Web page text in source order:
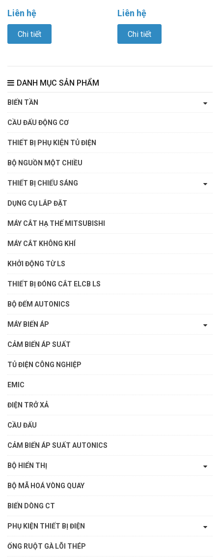
Liên hệ
Chi tiết
Liên hệ
Chi tiết
DANH MỤC SẢN PHẨM
BIẾN TẦN
CẦU ĐẤU ĐỘNG CƠ
THIẾT BỊ PHỤ KIỆN TỦ ĐIỆN
BỘ NGUỒN MỘT CHIỀU
THIẾT BỊ CHIẾU SÁNG
DỤNG CỤ LẮP ĐẶT
MÁY CẮT HẠ THẾ MITSUBISHI
MÁY CẮT KHÔNG KHÍ
KHỞI ĐỘNG TỪ LS
THIẾT BỊ ĐÓNG CẮT ELCB LS
BỘ ĐẾM AUTONICS
MÁY BIẾN ÁP
CẢM BIẾN ÁP SUẤT
TỦ ĐIỆN CÔNG NGHIỆP
EMIC
ĐIỆN TRỞ XẢ
CẦU ĐẤU
CẢM BIẾN ÁP SUẤT AUTONICS
BỘ HIỂN THỊ
BỘ MÃ HOÁ VÒNG QUAY
BIẾN DÒNG CT
PHỤ KIỆN THIẾT BỊ ĐIỆN
ỐNG RUỘT GÀ LÕI THÉP